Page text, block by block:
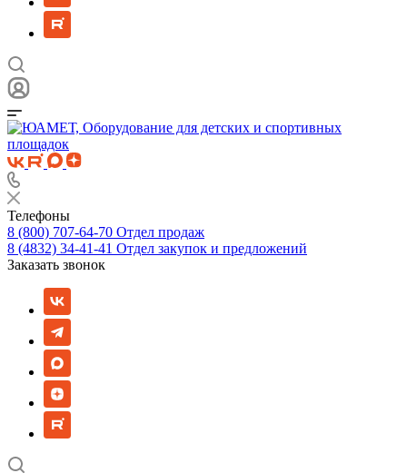
Телефоны
8 (800) 707-64-70 Отдел продаж
8 (4832) 34-41-41 Отдел закупок и предложений
Заказать звонок